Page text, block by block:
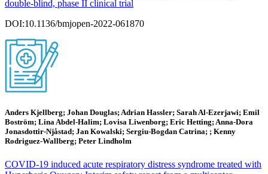
double-blind, phase II clinical trial
DOI:10.1136/bmjopen-2022-061870
Anders Kjellberg; Johan Douglas; Adrian Hassler; Sarah Al-Ezerjawi; Emil
Boström; Lina Abdel-Halim; Lovisa Liwenborg; Eric Hetting; Anna-Dora
Jonasdottir-Njåstad; Jan Kowalski; Sergiu-Bogdan Catrina; ; Kenny
Rodriguez-Wallberg; Peter Lindholm
COVID-19 induced acute respiratory distress syndrome treated with